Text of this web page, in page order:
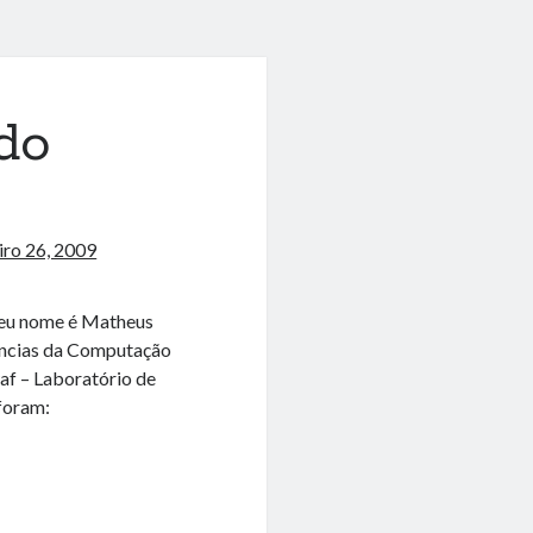
26, 2009
nome é Matheus
da Computação
– Laboratório de